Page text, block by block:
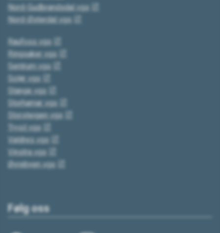
Nord-Gudbrandsdal vgs
Nord-Østerdal vgs
Raufoss vgs
Ringsaker vgs
Sentrum vgs
Solør vgs
Stange vgs
Storhamar vgs
Storsteigen vgs
Trysil vgs
Valdres vgs
Vinstra vgs
Øvrebyen vgs
Følg oss